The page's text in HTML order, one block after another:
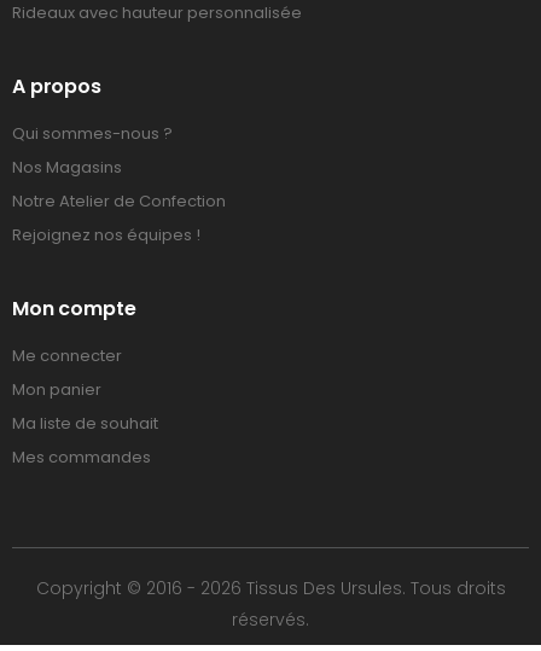
Rideaux avec hauteur personnalisée
A propos
Qui sommes-nous ?
Nos Magasins
Notre Atelier de Confection
Rejoignez nos équipes !
Mon compte
Me connecter
Mon panier
Ma liste de souhait
Mes commandes
Copyright © 2016 - 2026 Tissus Des Ursules. Tous droits
réservés.